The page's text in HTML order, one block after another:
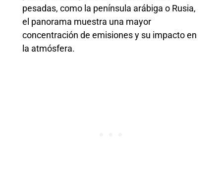
pesadas, como la península arábiga o Rusia,
el panorama muestra una mayor
concentración de emisiones y su impacto en
la atmósfera.